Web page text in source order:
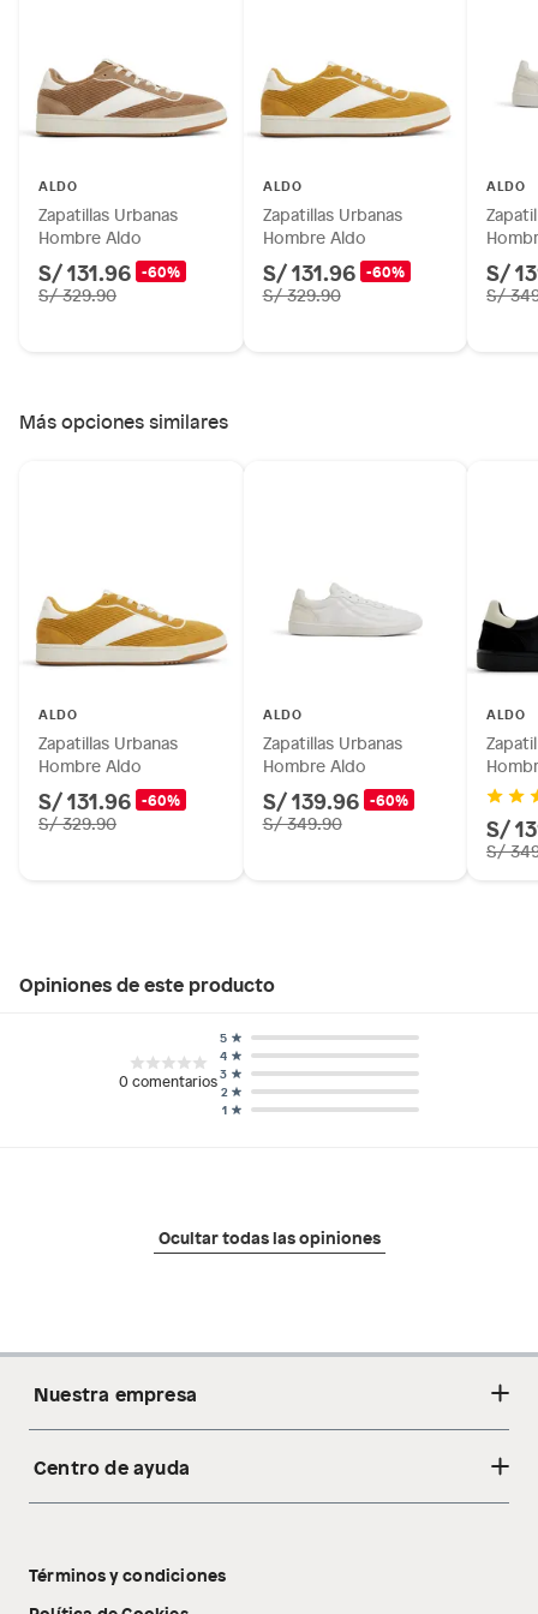
Productos que hayan sido previamente instalados.
Baterías de auto.
Motocicletas y bicicletas motorizadas.
ALDO
Zapatillas Urbanas
Hombre Aldo
S/ 131.96 -60%
S/ 329.90
ALDO
Zapatillas Urbanas
Hombre Aldo
S/ 131.96 -60%
S/ 329.90
ALDO
S/
S/
Más opciones similares
ALDO
Zapatillas Urbanas
Hombre Aldo
S/ 131.96 -60%
S/ 329.90
ALDO
Zapatillas Urbanas
Hombre Aldo
S/ 139.96 -60%
S/ 349.90
ALDO
S/
S/
Opiniones de este producto
0comentarios
1
2
3
4
5
Ocultar todas las opiniones
Nuestra empresa
Acerca de nosotros
Centro de ayuda
Libro de reclamaciones
Términos y condiciones